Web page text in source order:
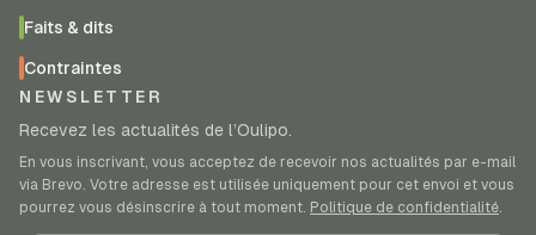
Faits & dits
Contraintes
NEWSLETTER
Recevez les actualités de l’Oulipo.
En vous inscrivant, vous acceptez de recevoir nos actualités par e-mail
via Brevo. Votre adresse est utilisée uniquement pour cet envoi et vous
pourrez vous désinscrire à tout moment. Politique de confidentialité.